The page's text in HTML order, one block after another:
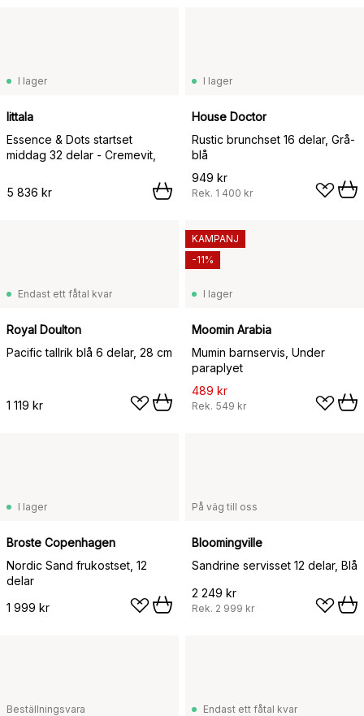
I lager
Iittala
Essence & Dots startset
middag 32 delar - Cremevit,
5 836 kr
I lager
House Doctor
Rustic brunchset 16 delar, Grå-
blå
949 kr
Rek. 1 400 kr
Endast ett fåtal kvar
Royal Doulton
Pacific tallrik blå 6 delar, 28 cm
1 119 kr
I lager
Moomin Arabia
Mumin barnservis, Under
paraplyet
489 kr
Rek. 549 kr
KAMPANJ
-11%
I lager
Broste Copenhagen
Nordic Sand frukostset, 12
delar
1 999 kr
På väg till oss
Bloomingville
Sandrine servisset 12 delar, Blå
2 249 kr
Rek. 2 999 kr
Beställningsvara Endast ett fåtal kvar